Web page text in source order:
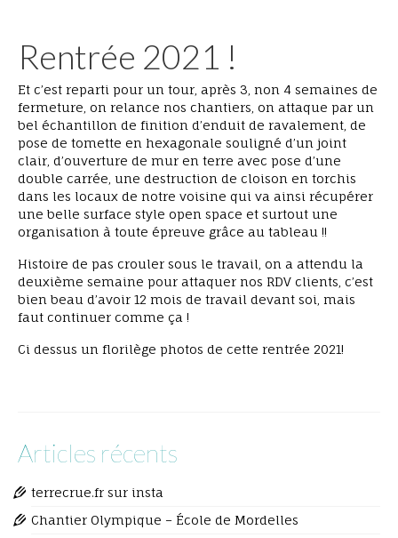
Rentrée 2021 !
Et c’est reparti pour un tour, après 3, non 4 semaines de
fermeture, on relance nos chantiers, on attaque par un
bel échantillon de finition d’enduit de ravalement, de
pose de tomette en hexagonale souligné d’un joint
clair, d’ouverture de mur en terre avec pose d’une
double carrée, une destruction de cloison en torchis
dans les locaux de notre voisine qui va ainsi récupérer
une belle surface style open space et surtout une
organisation à toute épreuve grâce au tableau !!
Histoire de pas crouler sous le travail, on a attendu la
deuxième semaine pour attaquer nos RDV clients, c’est
bien beau d’avoir 12 mois de travail devant soi, mais
faut continuer comme ça !
Ci dessus un florilège photos de cette rentrée 2021!
Articles récents
terrecrue.fr sur insta
Chantier Olympique – École de Mordelles